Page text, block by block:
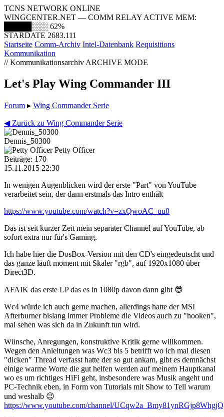
TCNS NETWORK ONLINE
WINGCENTER.NET — COMM RELAY ACTIVE MEM:
█████░░░ 62%
STARDATE 2683.111
Startseite Comm-Archiv Intel-Datenbank Requisitions
Kommunikation
// Kommunikationsarchiv ARCHIVE MODE
Let's Play Wing Commander III
Forum ▸ Wing Commander Serie
◀ Zurück zu Wing Commander Serie
Dennis_50300
Petty Officer
Beiträge: 170
15.11.2015 22:30
In wenigen Augenblicken wird der erste "Part" von YouTube
verarbeitet sein, der dann erstmals das Intro enthält
https://www.youtube.com/watch?v=zxQwoAC_uu8
Das ist seit kurzer Zeit mein separater Channel auf YouTube, ab
sofort extra nur für's Gaming.
Ich habe hier die DosBox-Version mit den CD's eingedeutscht und
das ganze läuft moment mit Skaler "rgb", auf 1920x1080 über
Direct3D.
AFAIK das erste LP das es in 1080p davon dann gibt 😎
Wc4 würde ich auch gerne machen, allerdings hatte der MSI
Afterburner bislang immer Probleme die Videos auch zu "hooken",
mal sehen was sich da in Zukunft tun wird.
Wünsche, Anregungen, konstruktive Kritik gerne willkommen.
Wegen den Anleitungen was Wc3 bis 5 betrifft wo ich mal diesen
"dicken" Thread verfasst hatte der so gut ankam, gibt es demnächst
einige warme Worte die gut helfen werden auf meinem Hauptkanal
wo es um richtiges HiFi geht, insbesondere was Musik angeht und
PC-Technik eben, in Form von Tutorials mit Show to Tell warum
und weshalb 😉
https://www.youtube.com/channel/UCqw2a_Bmy81ynRGjp8WhgjQ